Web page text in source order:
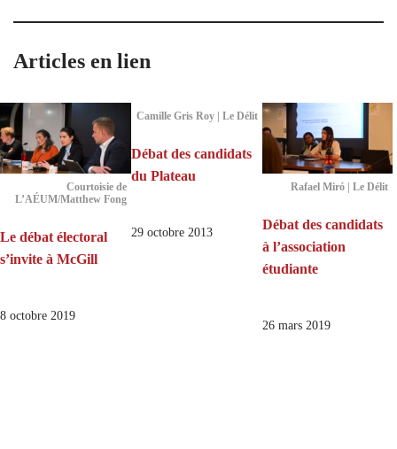
Articles en lien
Courtoisie de
L’AÉUM/Matthew Fong
Le débat électoral
s’invite à McGill
8 octobre 2019
Camille Gris Roy | Le Délit
Débat des candidats
du Plateau
29 octobre 2013
Rafael Miró | Le Délit
Débat des candidats
à l’association
étudiante
26 mars 2019